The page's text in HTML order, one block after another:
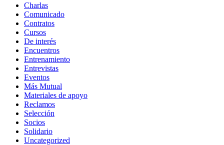
Charlas
Comunicado
Contratos
Cursos
De interés
Encuentros
Entrenamiento
Entrevistas
Eventos
Más Mutual
Materiales de apoyo
Reclamos
Selección
Socios
Solidario
Uncategorized